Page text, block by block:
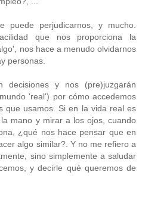
puede perjudicarnos, y mucho.
que nos proporciona la
nos hace a menudo olvidarnos
personas.
decisiones y nos (pre)juzgarán
'real') por cómo accedemos
que usamos. Si en la vida real es
mano y mirar a los ojos, cuando
¿qué nos hace pensar que en
algo similar?. Y no me refiero a
sino simplemente a saludar
y decirle qué queremos de